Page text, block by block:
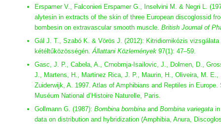
Erspamer V., Falconieri Erspamer G., Inselvini M. & Negri L.
alytesin in extracts of the skin of three European discoglossid
bombesin on extravascular smooth muscle. British Journal of
Gál J. T., Szabó K. & Vörös J. (2012): Kitridiomikózis
kétéltűközösségén.Állattani Közlemények 97(1): 47–59.
Gasc, J. P., Cabela, A., Crnobrnja-Isailovic, J., Dolmen, D.,
J., Martens, H., Martinez Rica, J. P., Maurin, H., Oliveira, M.
Zuiderwijk, A. 1997. Atlas of Amphibians and Reptiles in
Muséum National d’Histoire Naturelle, Paris.
Gollmann G. (1987): Bombina bombina and Bombina variegata
data on distribution and hybridization (Amphibia, Anura,